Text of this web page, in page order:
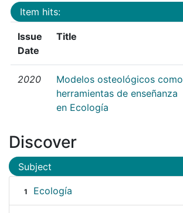
Item hits:
Issue
Date
Title
2020
Modelos osteológicos como
herramientas de enseñanza
en Ecología
Discover
Subject
1 Ecología